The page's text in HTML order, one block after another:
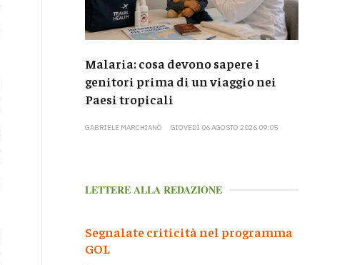
Malaria: cosa devono sapere i
genitori prima di un viaggio nei
Paesi tropicali
GABRIELE MARCHIANÒ GIOVEDÌ 06 AGOSTO 2026 09:05
LETTERE ALLA REDAZIONE
Segnalate criticità nel programma
GOL